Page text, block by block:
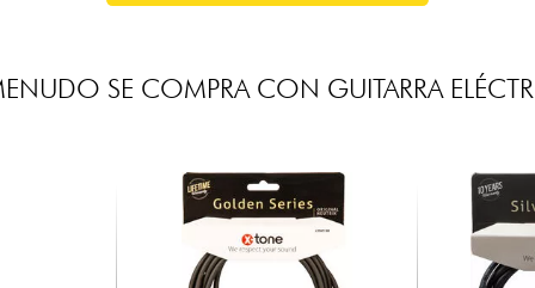
SE COMPRA CON GUITARRA